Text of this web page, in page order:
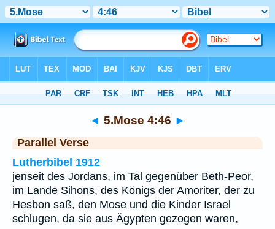
◄ 5.Mose 4:46 ►
Parallel Verse
Lutherbibel 1912
jenseit des Jordans, im Tal gegenüber Beth-Peor,
im Lande Sihons, des Königs der Amoriter, der zu
Hesbon saß, den Mose und die Kinder Israel
schlugen, da sie aus Ägypten gezogen waren,